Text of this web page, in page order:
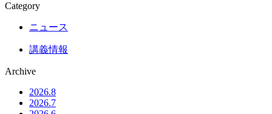
Category
ニュース
講義情報
Archive
2026.8
2026.7